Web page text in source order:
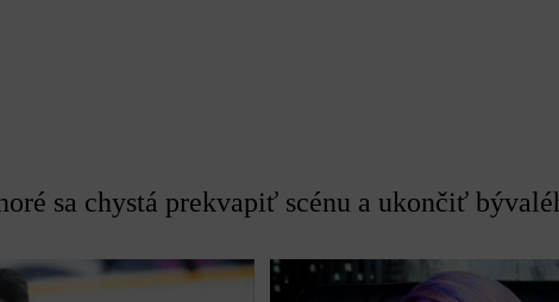
sa chystá prekvapiť scénu a ukončiť